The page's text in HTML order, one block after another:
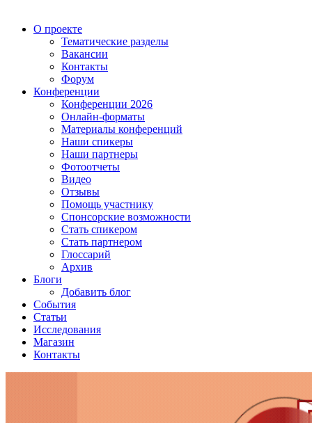
О проекте
Тематические разделы
Вакансии
Контакты
Форум
Конференции
Конференции 2026
Онлайн-форматы
Материалы конференций
Наши спикеры
Наши партнеры
Фотоотчеты
Видео
Отзывы
Помощь участнику
Спонсорские возможности
Стать спикером
Стать партнером
Глоссарий
Архив
Блоги
Добавить блог
События
Статьи
Исследования
Магазин
Контакты